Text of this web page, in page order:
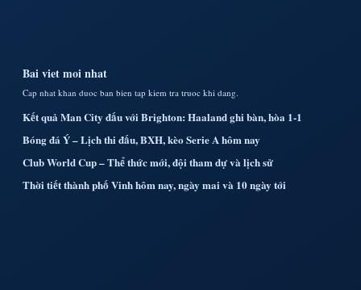
Bai viet moi nhat
Cap nhat khan duoc ban bien tap kiem tra truoc khi dang.
Kết quả Man City đấu với Brighton: Haaland ghi bàn, hòa 1-1
Bóng đá Ý – Lịch thi đấu, BXH, kèo Serie A hôm nay
Club World Cup – Thể thức mới, đội tham dự và lịch sử
Thời tiết thành phố Vinh hôm nay, ngày mai và 10 ngày tới